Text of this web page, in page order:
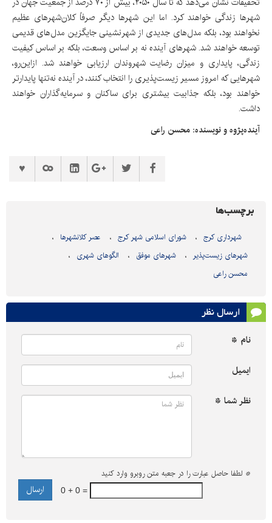
شهرها زندگی خواهند کرد. اما این شهرها دیگر صرفاً کلان‌شهرهای عظیم
نخواهند بود، بلکه مدل‌های جدیدی از شهرنشینی جایگزین مدل‌های قدیمی
توسعه خواهند شد. شهرهای آینده نه بر اساس وسعت، بلکه بر اساس کیفیت
زندگی، پایداری و میزان رضایت شهروندان ارزیابی خواهند شد. ازاین‌رو،
شهرهایی که امروز مسیر زیست‌پذیری را انتخاب کنند، در آینده نه‌تنها پایدارتر
خواهند بود، بلکه جذابیت بیشتری برای ساکنان و سرمایه‌گذاران خواهند
داشت.
آینده‌پژوه و نویسنده: محسن راعی
برچسب‌ها
شهرداری کرج شورای اسلامی شهر کرج
عصر کلانشهرها
شهرهای زیست‌پذیر
شهرهای موفق
الگوهای شهری
محسن راعی
ارسال نظر
نام *
ایمیل
نظر شما *
* لطفا حاصل عبارت را در جعبه متن روبرو وارد کنید
0 + 0 =